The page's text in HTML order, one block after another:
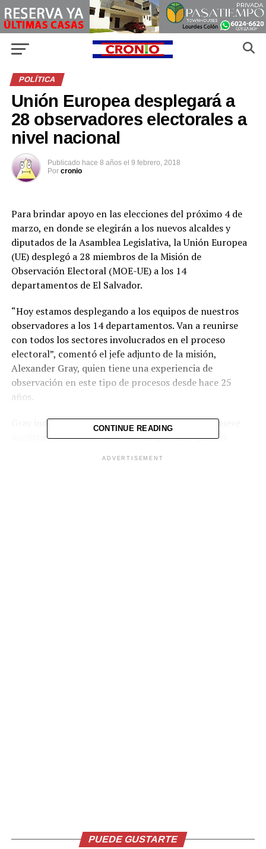
POLÍTICA
Unión Europea desplegará a
28 observadores electorales a
nivel nacional
Publicado hace 8 años el 9 febrero, 2018
Por cronio
Para brindar apoyo en las elecciones del próximo 4 de
marzo, en donde se elegirán a los nuevos alcaldes y
diputados de la Asamblea Legislativa, la Unión Europea
(UE) desplegó a 28 miembros de la Misión de
Observación Electoral (MOE-UE) a los 14
departamentos de El Salvador.
“Hoy estamos desplegando a los equipos de nuestros
observadores a los 14 departamentos. Van a reunirse
con todos los sectores involucrados en el proceso
electoral”, comentó el jefe adjunto de la misión,
Alexander Gray, quien tiene una experiencia de
observación en este tipo de procesos desde hace 25
años.
Gray indicó que el equipo está conformado por nueve
analistas y 28 observadores de largo plazo quienes
CONTINUE READING
ADVERTISEMENT
PUEDE GUSTARTE